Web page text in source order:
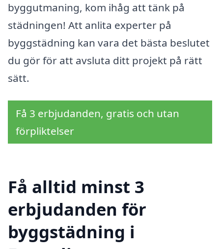
byggutmaning, kom ihåg att tänk på
städningen! Att anlita experter på
byggstädning kan vara det bästa beslutet
du gör för att avsluta ditt projekt på rätt
sätt.
Få 3 erbjudanden, gratis och utan
förpliktelser
Få alltid minst 3
erbjudanden för
byggstädning i